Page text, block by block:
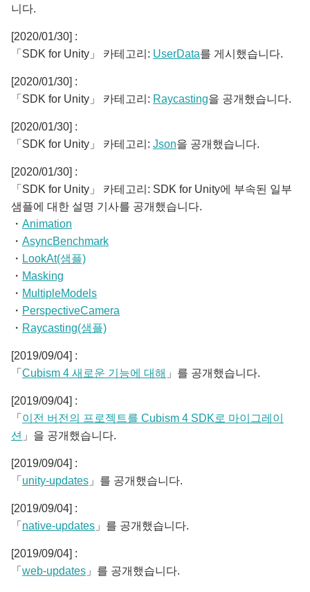
니다.
[2020/01/30] :
「SDK for Unity」 카테고리: UserData를 게시했습니다.
[2020/01/30] :
「SDK for Unity」 카테고리: Raycasting을 공개했습니다.
[2020/01/30] :
「SDK for Unity」 카테고리: Json을 공개했습니다.
[2020/01/30] :
「SDK for Unity」 카테고리: SDK for Unity에 부속된 일부
샘플에 대한 설명 기사를 공개했습니다.
・ Animation
・ AsyncBenchmark
・ LookAt(샘플)
・ Masking
・ MultipleModels
・ PerspectiveCamera
・ Raycasting(샘플)
[2019/09/04] :
「 Cubism 4 새로운 기능에 대해 」를 공개했습니다.
[2019/09/04] :
「 이전 버전의 프로젝트를 Cubism 4 SDK로 마이그레이
션 」을 공개했습니다.
[2019/09/04] :
「 unity-updates 」를 공개했습니다.
[2019/09/04] :
「 native-updates 」를 공개했습니다.
[2019/09/04] :
「 web-updates 」를 공개했습니다.